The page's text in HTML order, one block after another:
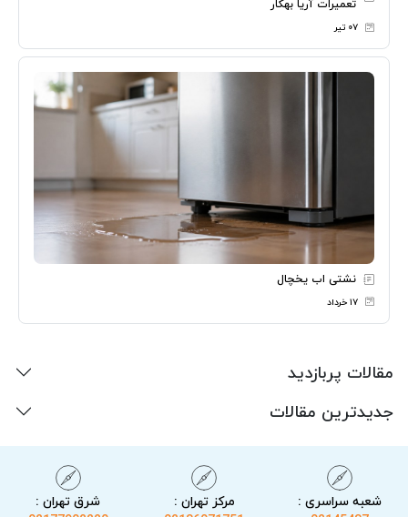
تعمیرات آریا بهکار
۰۷ تیر
نشتی اب یخچال
۱۷ خرداد
مقالات پربازدید
جدیدترین مقالات
شعبه سراسری :
مرکز تهران :
شرق تهران :